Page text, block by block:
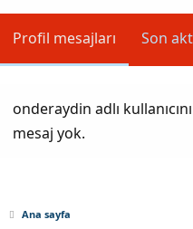
Profil mesajları Son
onderaydin adlı
mesaj yok.
Ana sayfa